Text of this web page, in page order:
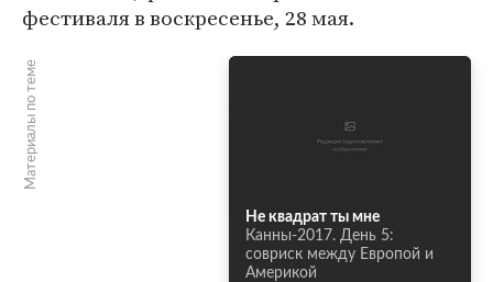
фестиваля в воскресенье, 28 мая.
Материалы по теме
Не квадрат ты мне
Канны-2017. День 5:
совриск между Европой и
Америкой